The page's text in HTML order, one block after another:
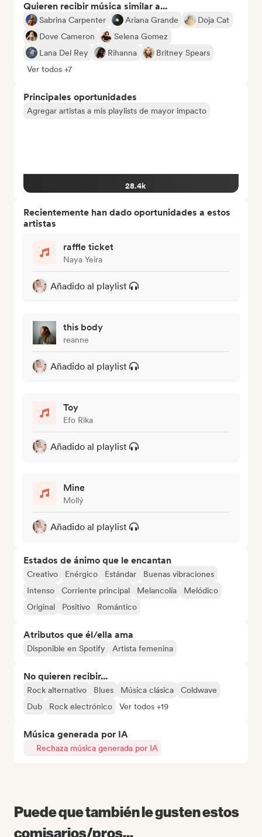
Quieren recibir música similar a...
Sabrina Carpenter Ariana Grande
Doja Cat
Dove Cameron
Selena Gomez
Lana Del Rey
Rihanna
Britney Spears
Ver todos +7
Principales oportunidades
Agregar artistas a mis playlists de mayor impacto
28.4k
Recientemente han dado oportunidades a estos
artistas
raffle ticket
Naya Yeira
Añadido al playlist
this body
reanne
Añadido al playlist
Toy
Efo Rika
Añadido al playlist
Mine
Mollý
Añadido al playlist
Estados de ánimo que le encantan
Creativo Enérgico Estándar
Buenas vibraciones
Intenso
Corriente principal Melancolía
Melódico
Original
Positivo Romántico
Atributos que él/ella ama
Disponible en Spotify Artista femenina
No quieren recibir...
Rock alternativo Blues Música clásica
Coldwave
Dub
Rock electrónico Ver todos +19
Música generada por IA
Rechaza música generada por IA
Puede que también le gusten estos
comisarios/pros...